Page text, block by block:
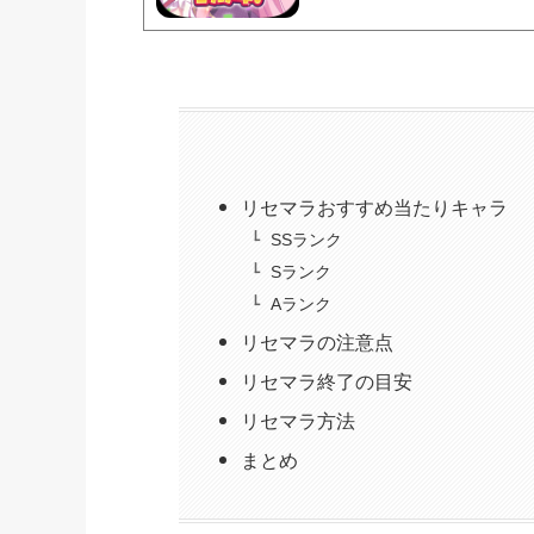
リセマラおすすめ当たりキャラ
SSランク
Sランク
Aランク
リセマラの注意点
リセマラ終了の目安
リセマラ方法
まとめ